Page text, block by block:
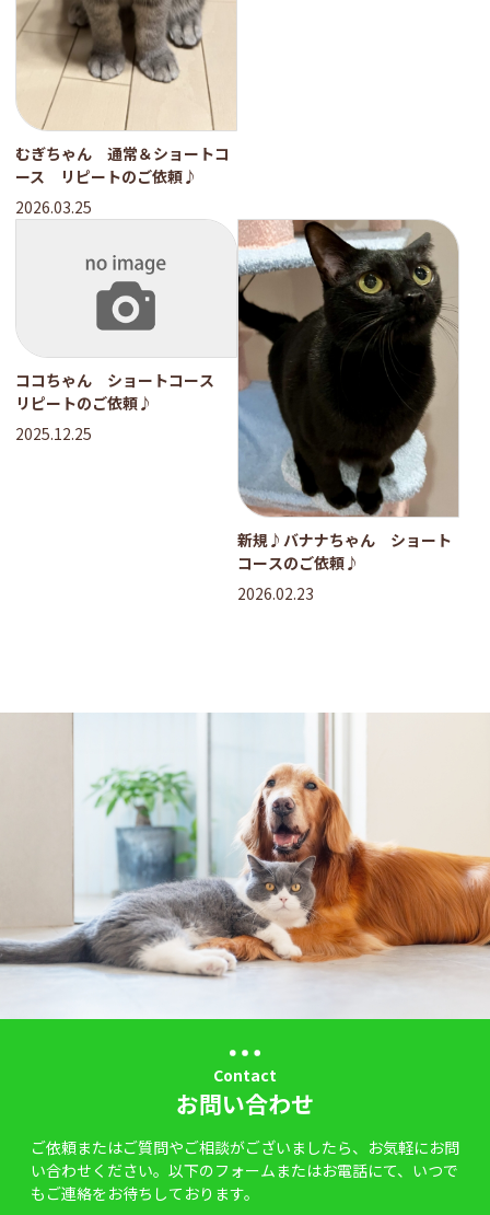
むぎちゃん 通常＆ショートコ
ース リピートのご依頼♪
2026.03.25
ココちゃん ショートコース
リピートのご依頼♪
2025.12.25
新規♪バナナちゃん ショート
コースのご依頼♪
2026.02.23
Contact
お問い合わせ
ご依頼またはご質問やご相談がございましたら、お気軽にお問
い合わせください。以下のフォームまたはお電話にて、いつで
もご連絡をお待ちしております。